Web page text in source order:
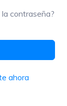
contraseña?
ahora